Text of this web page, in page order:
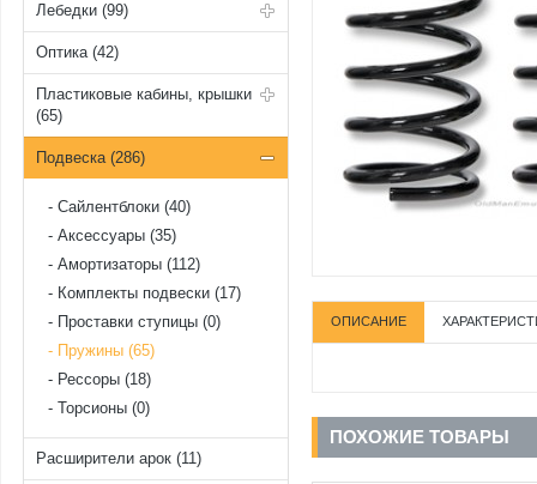
Лебедки (99)
Оптика (42)
Пластиковые кабины, крышки
(65)
Подвеска (286)
Cайлентблоки (40)
Аксессуары (35)
Амортизаторы (112)
Комплекты подвески (17)
Проставки ступицы (0)
Пружины (65)
Рессоры (18)
Торсионы (0)
Расширители арок (11)
ОПИСАНИЕ
ПОХОЖИЕ ТОВАРЫ